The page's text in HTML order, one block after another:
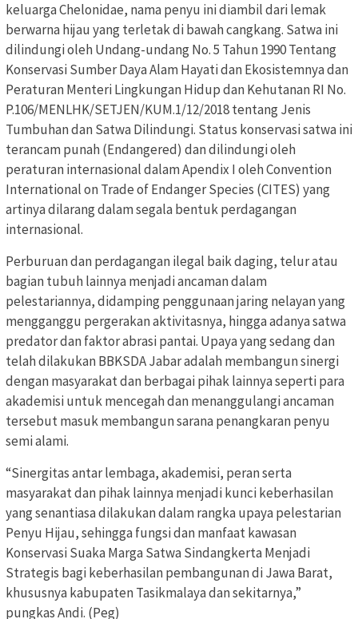
keluarga Chelonidae, nama penyu ini diambil dari lemak
berwarna hijau yang terletak di bawah cangkang. Satwa ini
dilindungi oleh Undang-undang No. 5 Tahun 1990 Tentang
Konservasi Sumber Daya Alam Hayati dan Ekosistemnya dan
Peraturan Menteri Lingkungan Hidup dan Kehutanan RI No.
P.106/MENLHK/SETJEN/KUM.1/12/2018 tentang Jenis
Tumbuhan dan Satwa Dilindungi. Status konservasi satwa ini
terancam punah (Endangered) dan dilindungi oleh
peraturan internasional dalam Apendix I oleh Convention
International on Trade of Endanger Species (CITES) yang
artinya dilarang dalam segala bentuk perdagangan
internasional.
Perburuan dan perdagangan ilegal baik daging, telur atau
bagian tubuh lainnya menjadi ancaman dalam
pelestariannya, didamping penggunaan jaring nelayan yang
mengganggu pergerakan aktivitasnya, hingga adanya satwa
predator dan faktor abrasi pantai. Upaya yang sedang dan
telah dilakukan BBKSDA Jabar adalah membangun sinergi
dengan masyarakat dan berbagai pihak lainnya seperti para
akademisi untuk mencegah dan menanggulangi ancaman
tersebut masuk membangun sarana penangkaran penyu
semi alami.
“Sinergitas antar lembaga, akademisi, peran serta
masyarakat dan pihak lainnya menjadi kunci keberhasilan
yang senantiasa dilakukan dalam rangka upaya pelestarian
Penyu Hijau, sehingga fungsi dan manfaat kawasan
Konservasi Suaka Marga Satwa Sindangkerta Menjadi
Strategis bagi keberhasilan pembangunan di Jawa Barat,
khususnya kabupaten Tasikmalaya dan sekitarnya,”
pungkas Andi. (Peg)